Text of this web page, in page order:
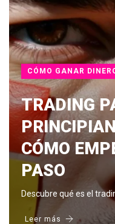
CÓMO GANAR
TRADING
CÓMO
PASO
Descubre qué es el
Leer más